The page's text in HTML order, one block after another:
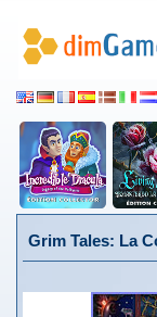
Grim Tales: La